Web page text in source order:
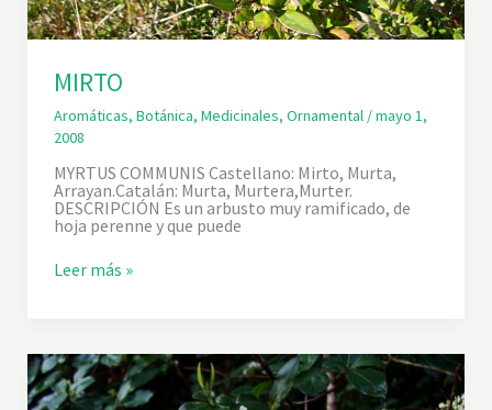
MIRTO
Aromáticas, Botánica, Medicinales, Ornamental/mayo 1,
2008
MYRTUS COMMUNIS Castellano: Mirto, Murta,
Arrayan.Catalán: Murta, Murtera,Murter.
DESCRIPCIÓN Es un arbusto muy ramificado, de
hoja perenne y que puede
M
Leer más »